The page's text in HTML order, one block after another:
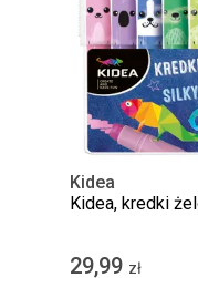
Kidea
Kidea, kredki
29,99 zł